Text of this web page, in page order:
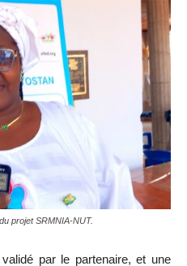
projet SRMNIA-NUT.
par le partenaire, et une